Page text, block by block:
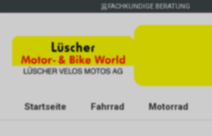
FACHKUNDIGE BERATUNG
Startseite Fahrrad Motorrad